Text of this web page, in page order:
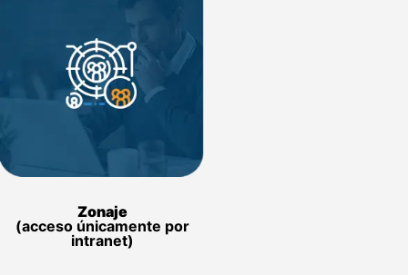
Zonaje
(acceso únicamente por
intranet)